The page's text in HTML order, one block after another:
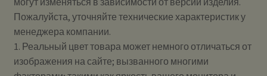
Пожалуйста, уточняйте технические характеристик у
менеджера компании.
1. Реальный цвет товара может немного отличаться от
изображения на сайте; вызванного многими